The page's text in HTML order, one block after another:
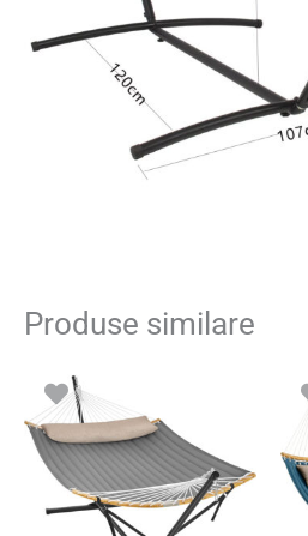
Produse similare
a
fost:
679.00 lei.